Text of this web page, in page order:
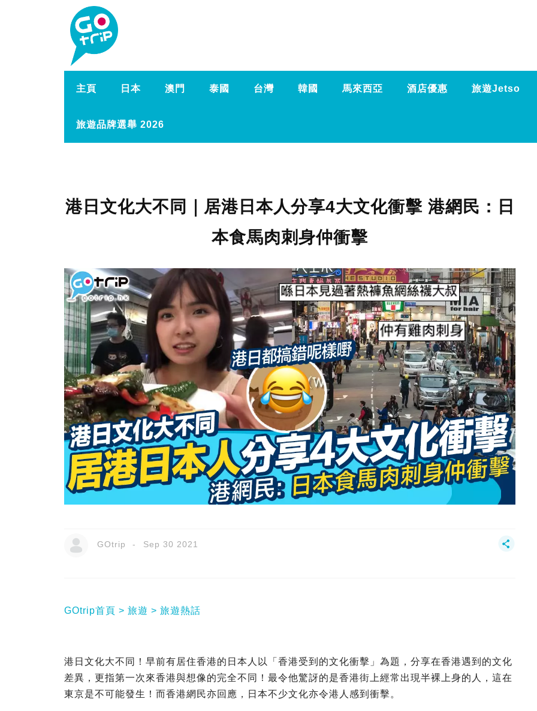
主頁 日本 澳門 泰國 台灣 韓國 馬來西亞 酒店優惠 旅遊Jetso
旅遊品牌選舉 2026
港日文化大不同｜居港日本人分享4大文化衝擊 港網民：日
本食馬肉刺身仲衝擊
GOtrip Sep 30 2021
GOtrip首頁 旅遊 旅遊熱話
港日文化大不同！早前有居住香港的日本人以「香港受到的文化衝擊」為題，分享在香港遇到的文化
差異，更指第一次來香港與想像的完全不同！最令他驚訝的是香港街上經常出現半裸上身的人，這在
東京是不可能發生！而香港網民亦回應，日本不少文化亦令港人感到衝擊。